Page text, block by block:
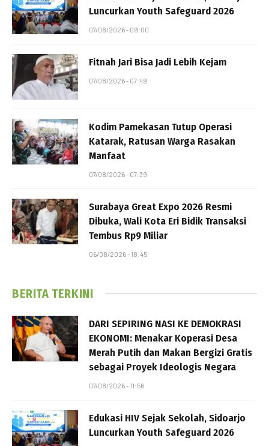
Luncurkan Youth Safeguard 2026
07/08/2026 - 09:00
Fitnah Jari Bisa Jadi Lebih Kejam
07/08/2026 - 07:49
Kodim Pamekasan Tutup Operasi
Katarak, Ratusan Warga Rasakan
Manfaat
07/08/2026 - 07:39
Surabaya Great Expo 2026 Resmi
Dibuka, Wali Kota Eri Bidik Transaksi
Tembus Rp9 Miliar
06/08/2026 - 18:45
BERITA TERKINI
DARI SEPIRING NASI KE DEMOKRASI
EKONOMI: Menakar Koperasi Desa
Merah Putih dan Makan Bergizi Gratis
sebagai Proyek Ideologis Negara
07/08/2026 - 11:56
Edukasi HIV Sejak Sekolah, Sidoarjo
Luncurkan Youth Safeguard 2026